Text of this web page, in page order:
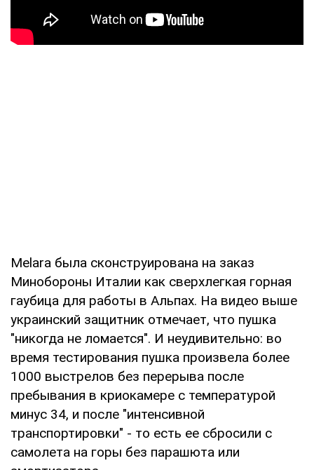
Melara была сконструирована на заказ
Минобороны Италии как сверхлегкая горная
гаубица для работы в Альпах. На видео выше
украинский защитник отмечает, что пушка
"никогда не ломается". И неудивительно: во
время тестирования пушка произвела более
1000 выстрелов без перерыва после
пребывания в криокамере с температурой
минус 34, и после "интенсивной
транспортировки" - то есть ее сбросили с
самолета на горы без парашюта или